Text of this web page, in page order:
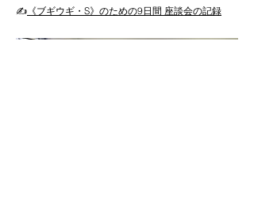
​✍️ 《ブギウギ・S》のための9日間 座談会の記録